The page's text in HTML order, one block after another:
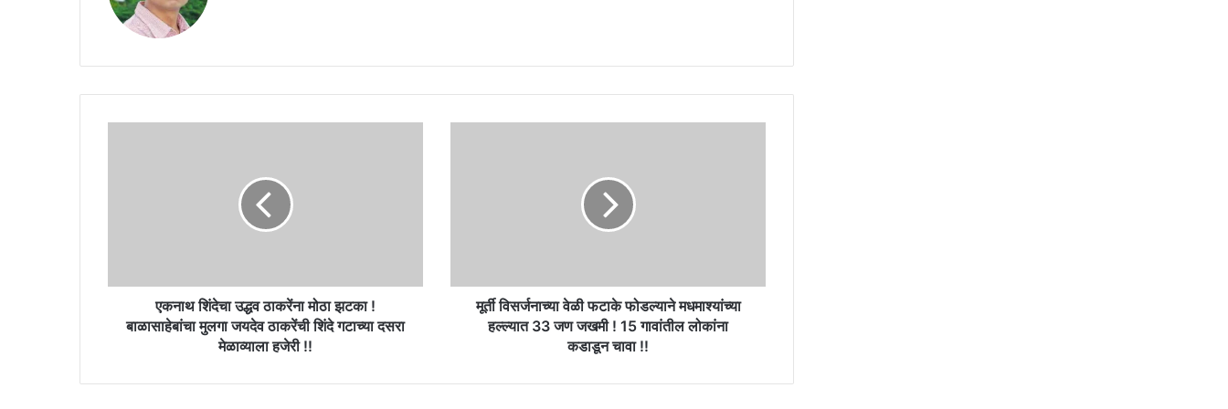
मुलगा
ठाकरेंची
एकनाथ शिंदेचा उद्धव ठाकरेंना मोठा झटका !
बाळासाहेबांचा मुलगा जयदेव ठाकरेंची शिंदे गटाच्या दसरा
मेळाव्याला हजेरी !!
जण
जखमीमूर्ती विसर्जनाच्या वेळी फटाके फोडल्याने मधमाश्यांच्या
हल्ल्यात 33 जण जखमी ! 15 गावांतील लोकांना
कडाडून चावा !!